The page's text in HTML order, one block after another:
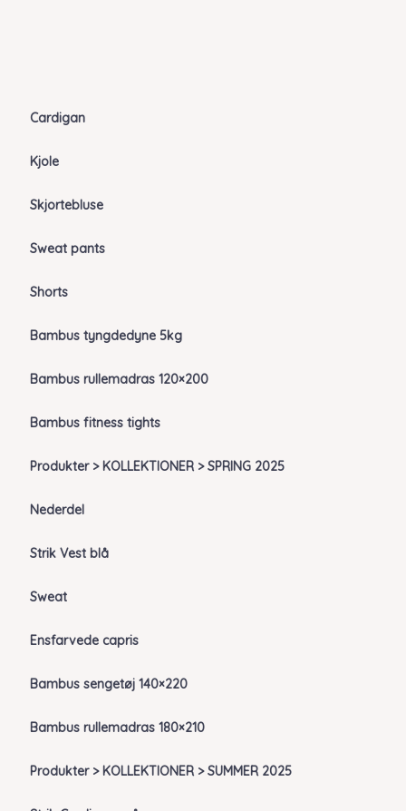
Cardigan
Kjole
Skjortebluse
Sweat pants
Shorts
Bambus tyngdedyne 5kg
Bambus rullemadras 120×200
Bambus fitness tights
Produkter > KOLLEKTIONER > SPRING 2025
Nederdel
Strik Vest blå
Sweat
Ensfarvede capris
Bambus sengetøj 140×220
Bambus rullemadras 180×210
Produkter > KOLLEKTIONER > SUMMER 2025